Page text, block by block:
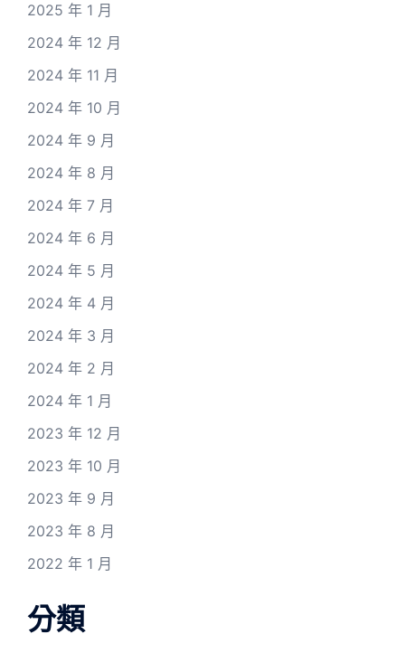
2025 年 1 月
2024 年 12 月
2024 年 11 月
2024 年 10 月
2024 年 9 月
2024 年 8 月
2024 年 7 月
2024 年 6 月
2024 年 5 月
2024 年 4 月
2024 年 3 月
2024 年 2 月
2024 年 1 月
2023 年 12 月
2023 年 10 月
2023 年 9 月
2023 年 8 月
2022 年 1 月
分類